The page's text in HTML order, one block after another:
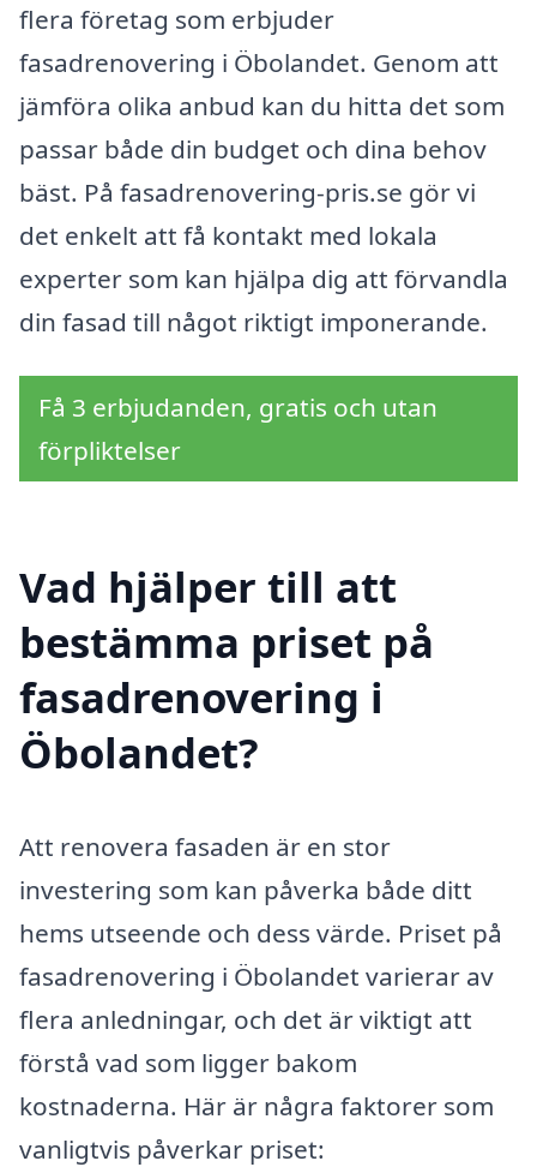
flera företag som erbjuder
fasadrenovering i Öbolandet. Genom att
jämföra olika anbud kan du hitta det som
passar både din budget och dina behov
bäst. På fasadrenovering-pris.se gör vi
det enkelt att få kontakt med lokala
experter som kan hjälpa dig att förvandla
din fasad till något riktigt imponerande.
Få 3 erbjudanden, gratis och utan
förpliktelser
Vad hjälper till att
bestämma priset på
fasadrenovering i
Öbolandet?
Att renovera fasaden är en stor
investering som kan påverka både ditt
hems utseende och dess värde. Priset på
fasadrenovering i Öbolandet varierar av
flera anledningar, och det är viktigt att
förstå vad som ligger bakom
kostnaderna. Här är några faktorer som
vanligtvis påverkar priset: